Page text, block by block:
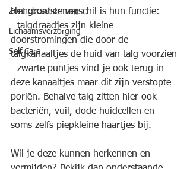
Zonnebescherming
Lichaamsverzorging
Self Care
Het grootste verschil is hun functie:
- talgdraadjes zijn kleine
doorstromingen die door de
talgkanaaltjes de huid van talg voorzien
- zwarte puntjes vind je ook terug in
deze kanaaltjes maar dit zijn verstopte
poriën. Behalve talg zitten hier ook
bacteriën, vuil, dode huidcellen en
soms zelfs piepkleine haartjes bij.
Wil je deze kunnen herkennen en